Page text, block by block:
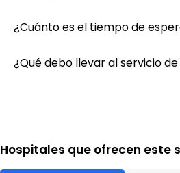
¿Cuánto es el tiempo de
¿Qué debo llevar al servicio
Hospitales que ofrecen este